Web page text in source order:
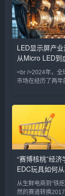
部厂商纷纷将Mini
放至中端产品线，
首次跌破万元大关
Micro LED领域传
国内头部芯片厂商
布，其微米级LED
移良率已提升至
LED显示屏产业
从Micro LED到
技术革命重塑
<br />2024年，全
市场在经历了两年
同比增长18%。
是户外广告、舞台
示、虚拟制作等多
共振。在中国，深
的LED显示屏企
2025年二季度，
景气度显著回升。
是，小间距LED（
绝对主力，
“赛博核桃”经济
EDC玩具如何
向亿级市场
从生鲜电商到“铁
然的赛道转换2017